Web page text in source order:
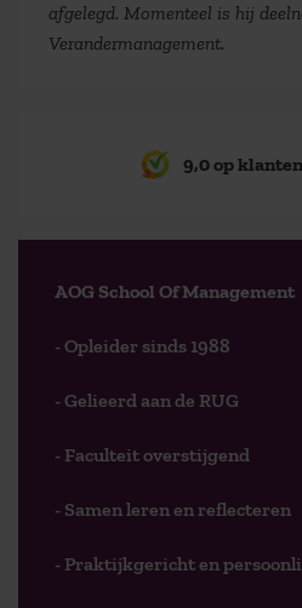
afgelegd. Momenteel is hij
Verandermanagement.
9,0 op
AOG School Of Management
- Opleider sinds 1988
- Gelieerd aan de RUG
- Faculteit overstijgend
- Samen leren en reflecteren
- Praktijkgericht en